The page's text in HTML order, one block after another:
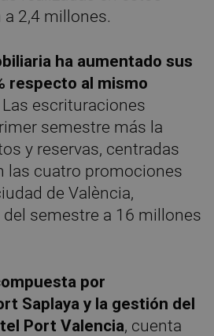
2,4 millones.
ha aumentado sus
respecto al mismo
Las escrituraciones
semestre más la
y reservas, centradas
las cuatro promociones
de València,
semestre a 16 millones
por
Saplaya y la gestión del
Port Valencia, cuenta